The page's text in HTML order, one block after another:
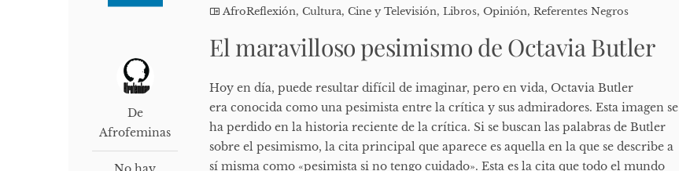
De
Afrofeminas
AfroReflexión,Cultura, Cine y Televisión,Libros,Opinión,Referentes Negros
El maravilloso pesimismo de Octavia Butler
Hoy en día, puede resultar difícil de imaginar, pero en vida, Octavia Butler
era conocida como una pesimista entre la crítica y sus admiradores. Esta imagen se
ha perdido en la historia reciente de la crítica. Si se buscan las palabras de Butler
sobre el pesimismo, la cita principal que aparece es aquella en la que se describe a
sí misma como «pesimista si no tengo cuidado». Esta es la cita que todo el mundo